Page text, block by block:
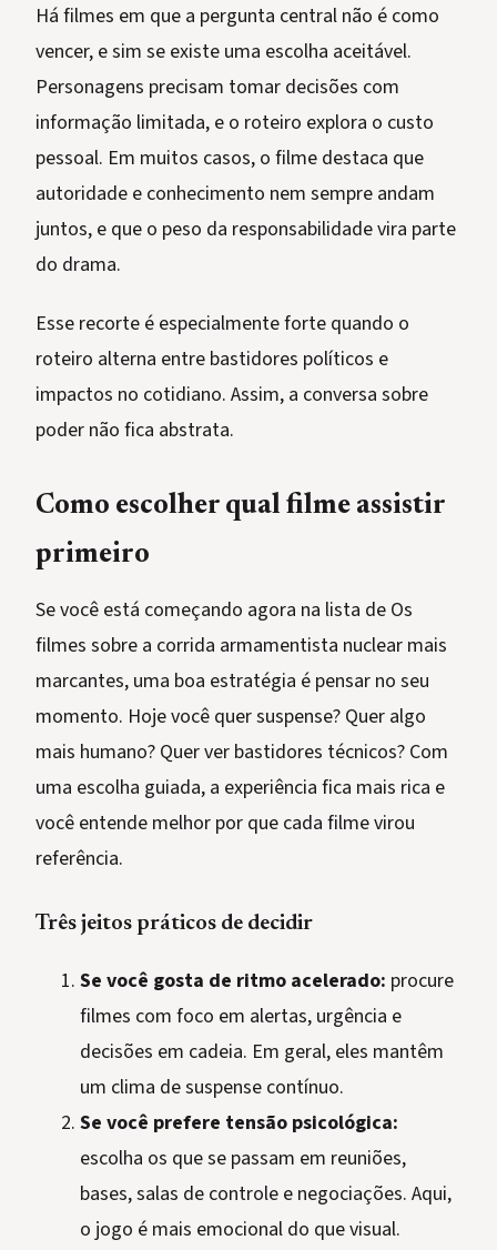
Há filmes em que a pergunta central não é como
vencer, e sim se existe uma escolha aceitável.
Personagens precisam tomar decisões com
informação limitada, e o roteiro explora o custo
pessoal. Em muitos casos, o filme destaca que
autoridade e conhecimento nem sempre andam
juntos, e que o peso da responsabilidade vira parte
do drama.
Esse recorte é especialmente forte quando o
roteiro alterna entre bastidores políticos e
impactos no cotidiano. Assim, a conversa sobre
poder não fica abstrata.
Como escolher qual filme assistir
primeiro
Se você está começando agora na lista de Os
filmes sobre a corrida armamentista nuclear mais
marcantes, uma boa estratégia é pensar no seu
momento. Hoje você quer suspense? Quer algo
mais humano? Quer ver bastidores técnicos? Com
uma escolha guiada, a experiência fica mais rica e
você entende melhor por que cada filme virou
referência.
Três jeitos práticos de decidir
Se você gosta de ritmo acelerado: procure
filmes com foco em alertas, urgência e
decisões em cadeia. Em geral, eles mantêm
um clima de suspense contínuo.
Se você prefere tensão psicológica:
escolha os que se passam em reuniões,
bases, salas de controle e negociações. Aqui,
o jogo é mais emocional do que visual.